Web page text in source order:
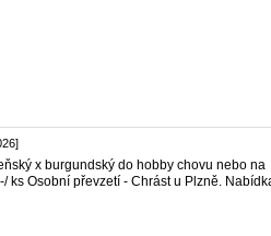
x burgundský do hobby chovu nebo na
ks Osobní převzetí - Chrást u Plzně.